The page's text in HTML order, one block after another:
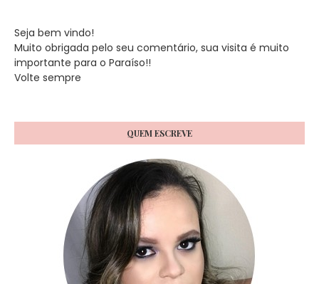
Seja bem vindo!
Muito obrigada pelo seu comentário, sua visita é muito
importante para o Paraíso!!
Volte sempre
QUEM ESCREVE